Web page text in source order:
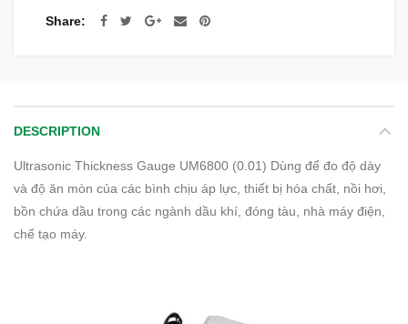
Share
DESCRIPTION
Ultrasonic Thickness Gauge UM6800 (0.01) Dùng để đo độ dày
và độ ăn mòn của các bình chịu áp lực, thiết bị hóa chất, nồi hơi,
bồn chứa dầu trong các ngành dầu khí, đóng tàu, nhà máy điện,
chế tạo máy.